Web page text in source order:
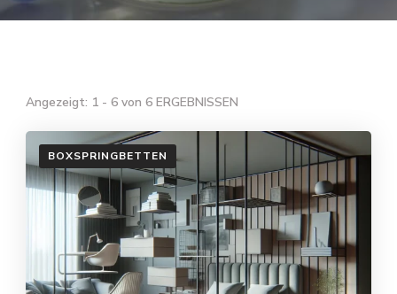
Angezeigt: 1 - 6 von 6 ERGEBNISSEN
BOXSPRINGBETTEN